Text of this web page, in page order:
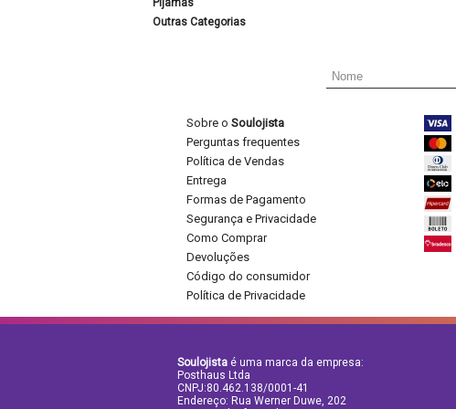
Pijamas
Outras Categorias
Sobre o Soulojista
Perguntas frequentes
Política de Vendas
Entrega
Formas de Pagamento
Segurança e Privacidade
Como Comprar
Devoluções
Código do consumidor
Política de Privacidade
Soulojista é uma marca da empresa:
Posthaus Ltda
CNPJ:80.462.138/0001-41
Endereço: Rua Werner Duwe, 202